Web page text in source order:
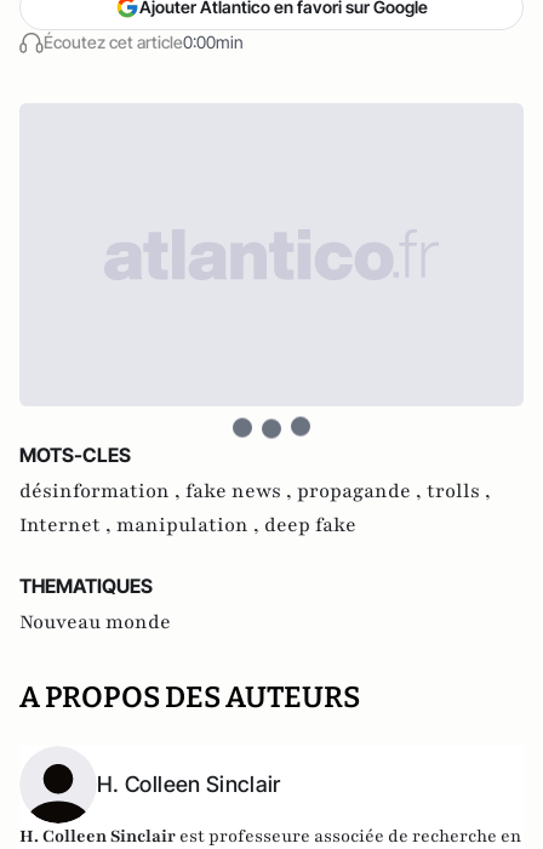
Écoutez cet article0:00min
Ajouter Atlantico en favori sur Google
MOTS-CLES
désinformation , fake news , propagande , trolls ,
Internet , manipulation , deep fake
THEMATIQUES
Nouveau monde
A PROPOS DES AUTEURS
H. Colleen Sinclair
H. Colleen Sinclair est professeure associée de recherche en